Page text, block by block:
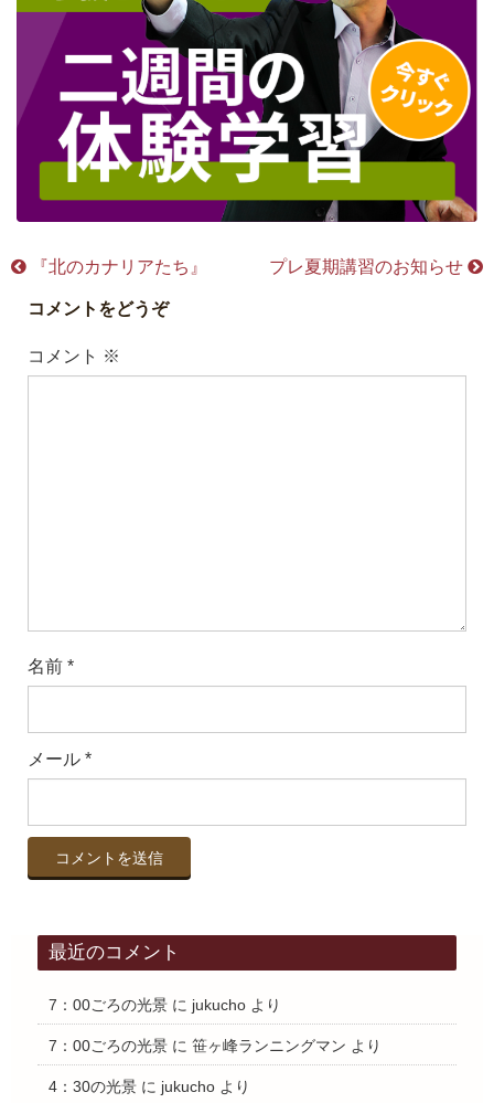
『北のカナリアたち』 プレ夏期講習のお知らせ
コメントをどうぞ
コメント ※
名前 *
メール *
最近のコメント
7：00ごろの光景に jukuchoより
7：00ごろの光景に 笹ヶ峰ランニングマン より
4：30の光景に jukuchoより